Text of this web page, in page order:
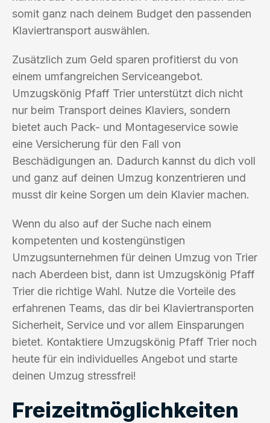
somit ganz nach deinem Budget den passenden
Klaviertransport auswählen.
Zusätzlich zum Geld sparen profitierst du von
einem umfangreichen Serviceangebot.
Umzugskönig Pfaff Trier unterstützt dich nicht
nur beim Transport deines Klaviers, sondern
bietet auch Pack- und Montageservice sowie
eine Versicherung für den Fall von
Beschädigungen an. Dadurch kannst du dich voll
und ganz auf deinen Umzug konzentrieren und
musst dir keine Sorgen um dein Klavier machen.
Wenn du also auf der Suche nach einem
kompetenten und kostengünstigen
Umzugsunternehmen für deinen Umzug von Trier
nach Aberdeen bist, dann ist Umzugskönig Pfaff
Trier die richtige Wahl. Nutze die Vorteile des
erfahrenen Teams, das dir bei Klaviertransporten
Sicherheit, Service und vor allem Einsparungen
bietet. Kontaktiere Umzugskönig Pfaff Trier noch
heute für ein individuelles Angebot und starte
deinen Umzug stressfrei!
Freizeitmöglichkeiten